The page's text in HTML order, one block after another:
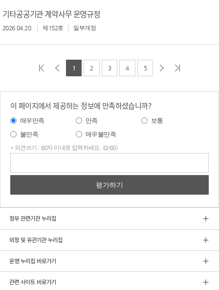
기타공공기관 계약사무 운영규정
2026.04.20. 제152호 일부개정
1 2 3 4 5
이 페이지에서 제공하는 정보에 만족하셨습니까?
매우만족 만족
보통
불만족
매우불만족
* 의견쓰기 : 60자 이내로 입력하세요. (0/60)
정부 관련기관 누리집
외청 및 유관기관 누리집
운영 누리집 바로가기
관련 사이트 바로가기